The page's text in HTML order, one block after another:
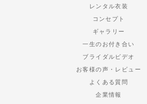
レンタル衣装
コンセプト
ギャラリー
一生のお付き合い
ブライダルビデオ
お客様の声・レビュー
よくある質問
企業情報